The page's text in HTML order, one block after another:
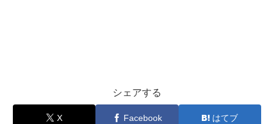
シェアする
X Facebook はてブ